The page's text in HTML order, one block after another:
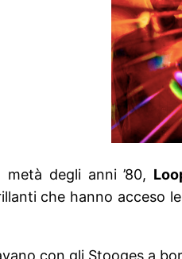
degli anni ’80,
che hanno acceso
con gli Stooges a